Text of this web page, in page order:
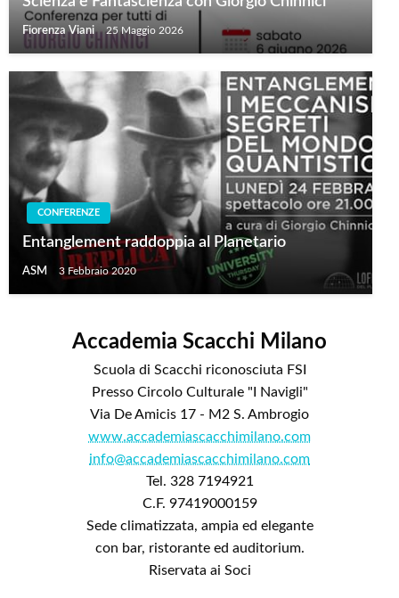
Fiorenza Viani 25 Maggio 2026
CONFERENZE
Entanglement raddoppia al Planetario
ASM 3 Febbraio 2020
Accademia Scacchi Milano
Scuola di Scacchi riconosciuta FSI
Presso Circolo Culturale "I Navigli"
Via De Amicis 17 - M2 S. Ambrogio
www.accademiascacchimilano.com
info@accademiascacchimilano.com
Tel. 328 7194921
C.F. 97419000159
Sede climatizzata, ampia ed elegante
con bar, ristorante ed auditorium.
Riservata ai Soci